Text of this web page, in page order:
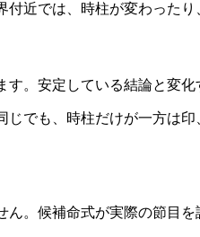
近では、時柱が変わった
。安定している結論と変化
でも、時柱だけが一方は
。候補命式が実際の節目を